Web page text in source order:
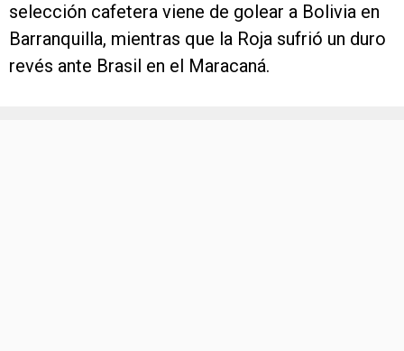
selección cafetera viene de golear a Bolivia en
Barranquilla, mientras que la Roja sufrió un duro
revés ante Brasil en el Maracaná.